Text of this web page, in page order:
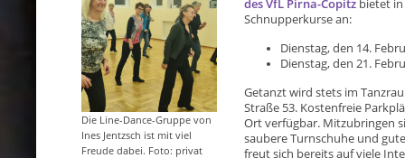
des VfL Pirna-Copitz bietet
Schnupperkurse an:
Dienstag, den 14.
Dienstag, den 21.
Getanzt wird stets im
Straße 53. Kostenfreie
Ort verfügbar. Mitzubringen
saubere Turnschuhe und
freut sich bereits auf viele
Die Line-Dance-Gruppe von
Ines Jentzsch ist mit viel
Freude dabei. Foto: privat